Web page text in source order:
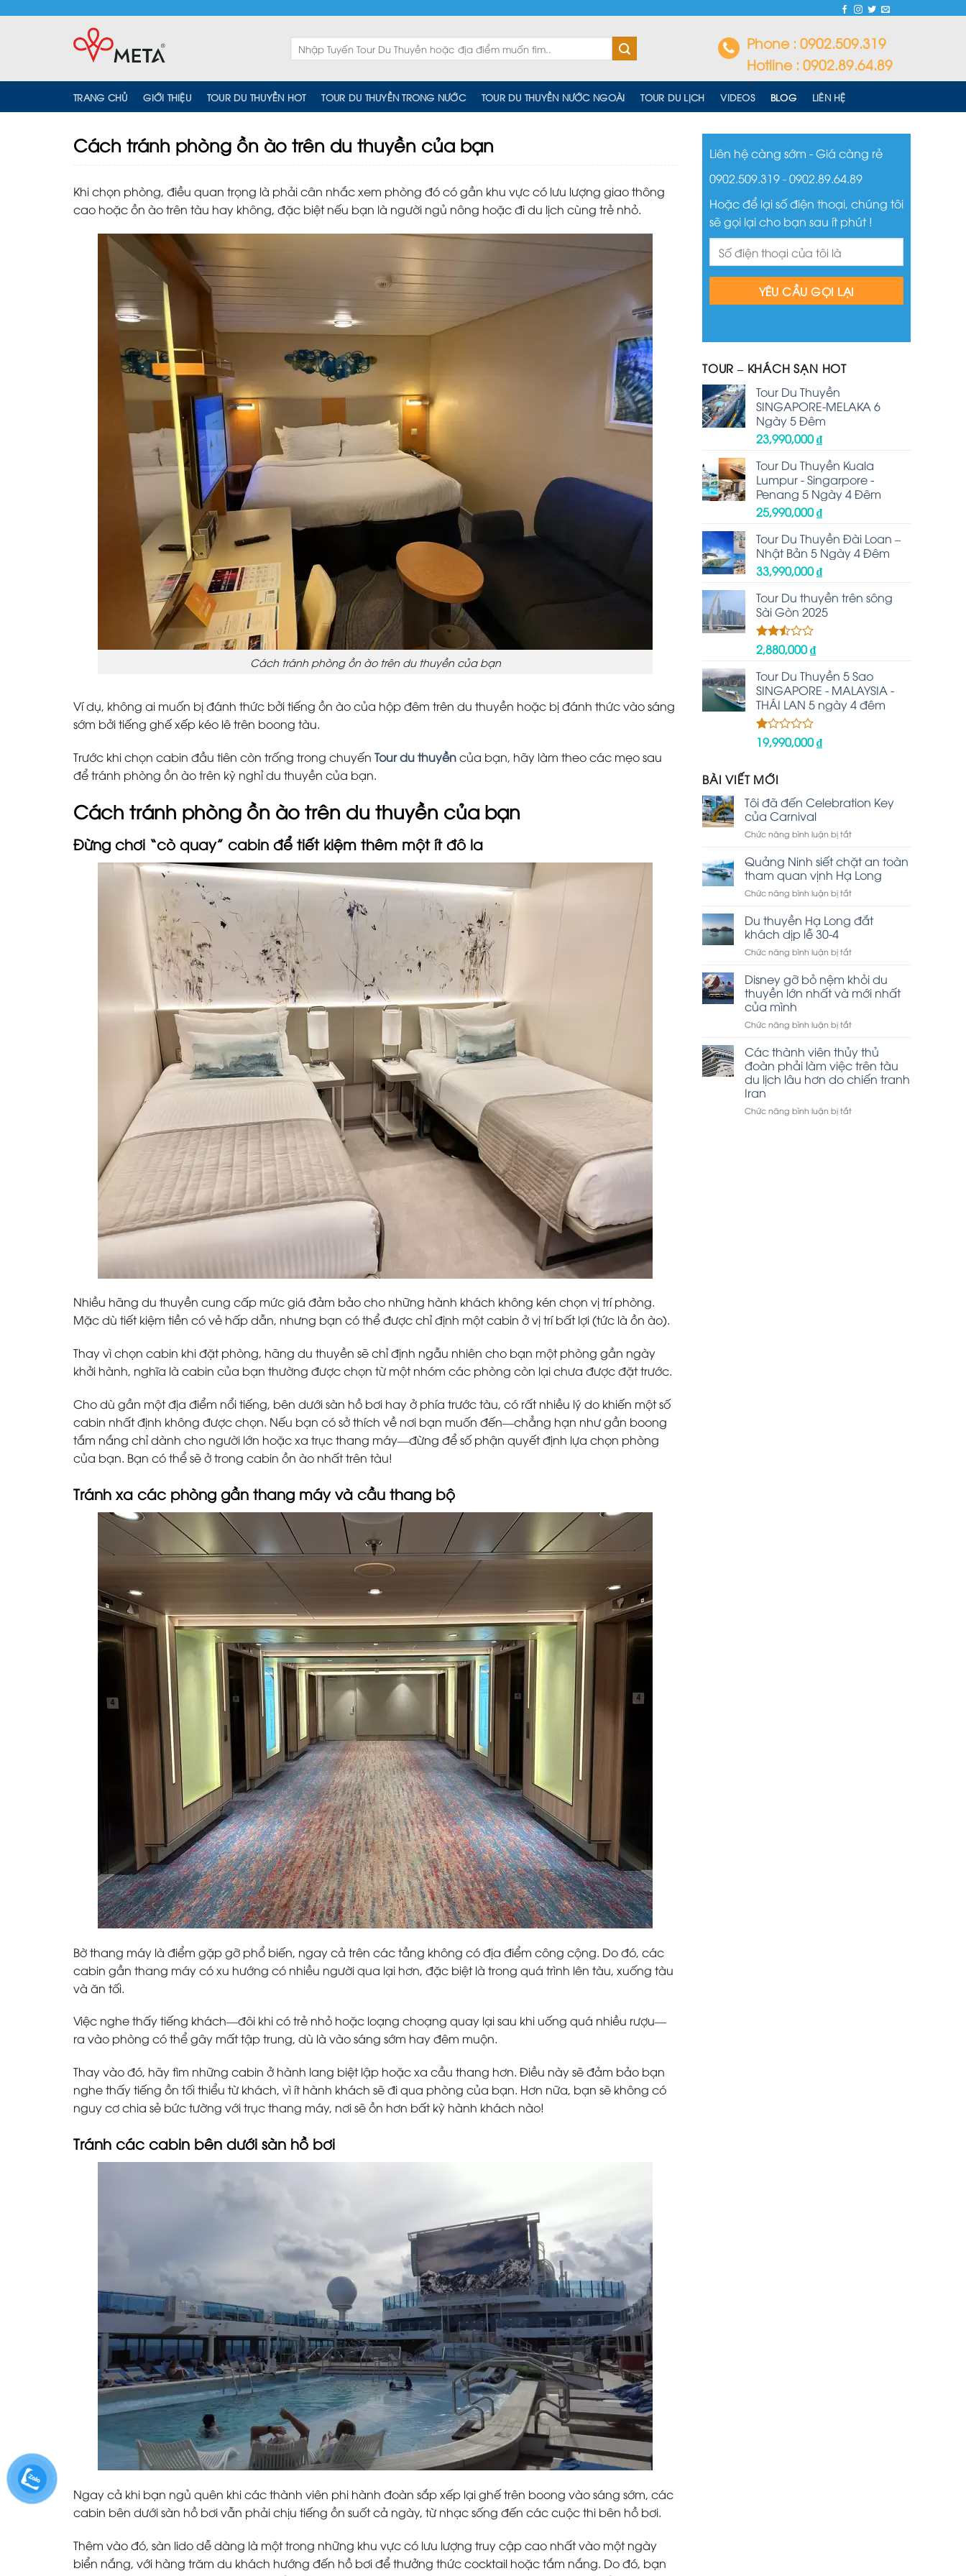
kiếm:
Phone : 0902.509.319
Hotline : 0902.89.64.89
<
TRANG CHỦ GIỚI THIỆU TOUR DU THUYỀN HOT TOUR DU THUYỀN TRONG NƯỚC TOUR DU THUYỀN NƯỚC NGOÀI TOUR DU LỊCH VIDEOS BLOG LIÊN HỆ
Cách tránh phòng ồn ào trên du thuyền của bạn
Khi chọn phòng, điều quan trọng là phải cân nhắc xem phòng đó có gần khu vực có lưu lượng giao thông
cao hoặc ồn ào trên tàu hay không, đặc biệt nếu bạn là người ngủ nông hoặc đi du lịch cùng trẻ nhỏ.
Cách tránh phòng ồn ào trên du thuyền của bạn
Ví dụ, không ai muốn bị đánh thức bởi tiếng ồn ào của hộp đêm trên du thuyền hoặc bị đánh thức vào sáng
sớm bởi tiếng ghế xếp kéo lê trên boong tàu.
Trước khi chọn cabin đầu tiên còn trống trong chuyến Tour du thuyềncủa bạn, hãy làm theo các mẹo sau
để tránh phòng ồn ào trên kỳ nghỉ du thuyền của bạn.
Cách tránh phòng ồn ào trên du thuyền của bạn
Đừng chơi “cò quay” cabin để tiết kiệm thêm một ít đô la
Nhiều hãng du thuyền cung cấp mức giá đảm bảo cho những hành khách không kén chọn vị trí phòng.
Mặc dù tiết kiệm tiền có vẻ hấp dẫn, nhưng bạn có thể được chỉ định một cabin ở vị trí bất lợi (tức là ồn ào).
Thay vì chọn cabin khi đặt phòng, hãng du thuyền sẽ chỉ định ngẫu nhiên cho bạn một phòng gần ngày
khởi hành, nghĩa là cabin của bạn thường được chọn từ một nhóm các phòng còn lại chưa được đặt trước.
Cho dù gần một địa điểm nổi tiếng, bên dưới sàn hồ bơi hay ở phía trước tàu, có rất nhiều lý do khiến một số
cabin nhất định không được chọn. Nếu bạn có sở thích về nơi bạn muốn đến—chẳng hạn như gần boong
tắm nắng chỉ dành cho người lớn hoặc xa trục thang máy—đừng để số phận quyết định lựa chọn phòng
của bạn. Bạn có thể sẽ ở trong cabin ồn ào nhất trên tàu!
Tránh xa các phòng gần thang máy và cầu thang bộ
Bờ thang máy là điểm gặp gỡ phổ biến, ngay cả trên các tầng không có địa điểm công cộng. Do đó, các
cabin gần thang máy có xu hướng có nhiều người qua lại hơn, đặc biệt là trong quá trình lên tàu, xuống tàu
và ăn tối.
Việc nghe thấy tiếng khách—đôi khi có trẻ nhỏ hoặc loạng choạng quay lại sau khi uống quá nhiều rượu—
ra vào phòng có thể gây mất tập trung, dù là vào sáng sớm hay đêm muộn.
Thay vào đó, hãy tìm những cabin ở hành lang biệt lập hoặc xa cầu thang hơn. Điều này sẽ đảm bảo bạn
nghe thấy tiếng ồn tối thiểu từ khách, vì ít hành khách sẽ đi qua phòng của bạn. Hơn nữa, bạn sẽ không có
nguy cơ chia sẻ bức tường với trục thang máy, nơi sẽ ồn hơn bất kỳ hành khách nào!
Tránh các cabin bên dưới sàn hồ bơi
Ngay cả khi bạn ngủ quên khi các thành viên phi hành đoàn sắp xếp lại ghế trên boong vào sáng sớm, các
cabin bên dưới sàn hồ bơi vẫn phải chịu tiếng ồn suốt cả ngày, từ nhạc sống đến các cuộc thi bên hồ bơi.
Thêm vào đó, sàn lido dễ dàng là một trong những khu vực có lưu lượng truy cập cao nhất vào một ngày
biển nắng, với hàng trăm du khách hướng đến hồ bơi để thưởng thức cocktail hoặc tắm nắng. Do đó, bạn
Liên hệ càng sớm - Giá càng rẻ
0902.509.319 - 0902.89.64.89
Hoặc để lại số điện thoại, chúng tôi
sẽ gọi lại cho bạn sau ít phút !
TOUR – KHÁCH SẠN HOT
Tour Du Thuyền
SINGAPORE-MELAKA 6
Ngày 5 Đêm
23,990,000₫
Tour Du Thuyền Kuala
Lumpur - Singarpore -
Penang 5 Ngày 4 Đêm
25,990,000₫
Tour Du Thuyền Đài Loan –
Nhật Bản 5 Ngày 4 Đêm
33,990,000₫
Tour Du thuyền trên sông
Sài Gòn 2025
Được
hạng
2.48
5 sao
2,880,000₫
Tour Du Thuyền 5 Sao
SINGAPORE - MALAYSIA -
THÁI LAN 5 ngày 4 đêm
Được
1.00
5
sao
19,990,000₫
BÀI VIẾT MỚI
Tôi đã đến Celebration Key
của Carnival
Chức năng bình luận bị tắtở
đã
đến
Celebration
Key
Carnival
Quảng Ninh siết chặt an toàn
tham quan vịnh Hạ Long
Chức năng bình luận bị tắtở
Ninh
siết
an
tham
quan
vịnh
Long
Du thuyền Hạ Long đắt
khách dịp lễ 30-4
Chức năng bình luận bị tắtở
thuyền
Hạ
Long
khách
lễ
30-
4
Disney gỡ bỏ nệm khỏi du
thuyền lớn nhất và mới nhất
của mình
Chức năng bình luận bị tắtở
bỏ
nệm
khỏi
thuyền
Các thành viên thủy thủ
đoàn phải làm việc trên tàu
du lịch lâu hơn do chiến tranh
Iran
Chức năng bình luận bị tắtở